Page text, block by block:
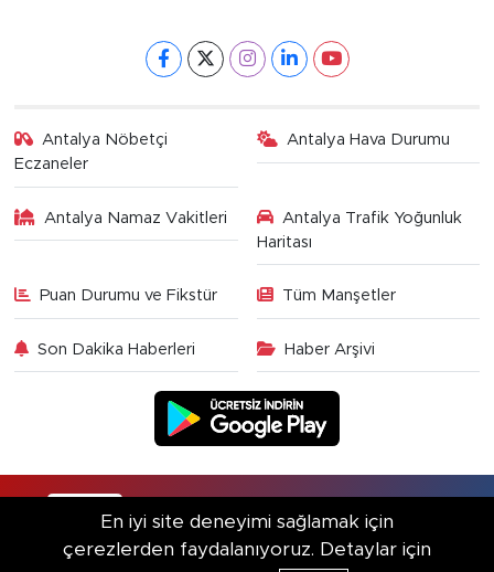
Antalya Nöbetçi
Eczaneler
Antalya Hava Durumu
Antalya Namaz Vakitleri
Antalya Trafik Yoğunluk
Haritası
Puan Durumu ve Fikstür Tüm Manşetler
Son Dakika Haberleri Haber Arşivi
En iyi site deneyimi sağlamak için
çerezlerden faydalanıyoruz. Detaylar için